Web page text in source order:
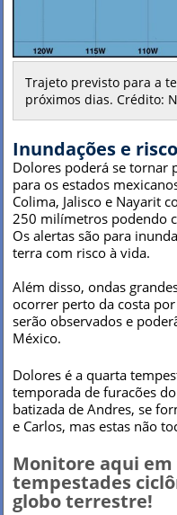
Trajeto previsto para a
próximos dias. Crédito:
Inundações e
Dolores poderá se tornar
para os estados
Colima, Jalisco e Nayarit
250 milímetros podendo
Os alertas são para
terra com risco à vida.
Além disso, ondas
ocorrer perto da costa
serão observados e
México.
Dolores é a quarta
temporada de furacões
batizada de Andres, se
e Carlos, mas estas não
Monitore aqui
tempestades
globo terrestre!